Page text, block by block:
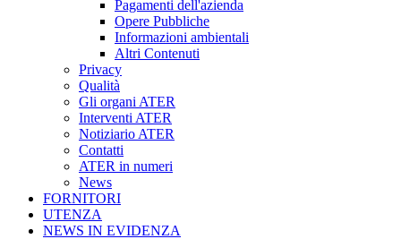
Pagamenti dell'azienda
Opere Pubbliche
Informazioni ambientali
Altri Contenuti
Privacy
Qualità
Gli organi ATER
Interventi ATER
Notiziario ATER
Contatti
ATER in numeri
News
FORNITORI
UTENZA
NEWS IN EVIDENZA